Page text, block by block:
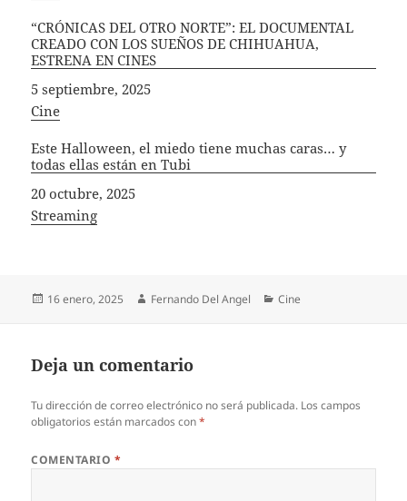
“CRÓNICAS DEL OTRO NORTE”: EL DOCUMENTAL
CREADO CON LOS SUEÑOS DE CHIHUAHUA,
ESTRENA EN CINES
Fecha
5 septiembre, 2025
In relation to
Cine
Este Halloween, el miedo tiene muchas caras… y
todas ellas están en Tubi
Fecha
20 octubre, 2025
In relation to
Streaming
Publicado
16 enero, 2025 Autor
Fernando Del Angel Categorías
Cine
Deja un comentario
Tu dirección de correo electrónico no será publicada. Los campos
obligatorios están marcados con*
COMENTARIO *